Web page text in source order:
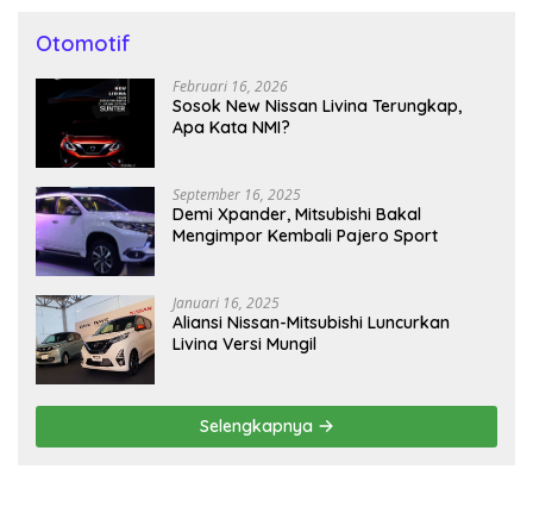
Otomotif
Februari 16, 2026
Sosok New Nissan Livina Terungkap,
Apa Kata NMI?
September 16, 2025
Demi Xpander, Mitsubishi Bakal
Mengimpor Kembali Pajero Sport
Januari 16, 2025
Aliansi Nissan-Mitsubishi Luncurkan
Livina Versi Mungil
Selengkapnya